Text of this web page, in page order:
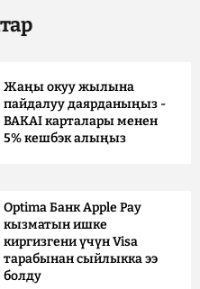
Жаңы окуу жылына
пайдалуу даярданыңыз -
BAKAI карталары менен
5% кешбэк алыңыз
Optima Банк Apple Pay
кызматын ишке
киргизгени үчүн Visa
тарабынан сыйлыкка ээ
болду